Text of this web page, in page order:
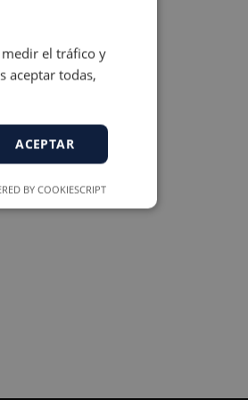
el tráfico y
aceptar todas,
ACEPTAR
BY COOKIESCRIPT